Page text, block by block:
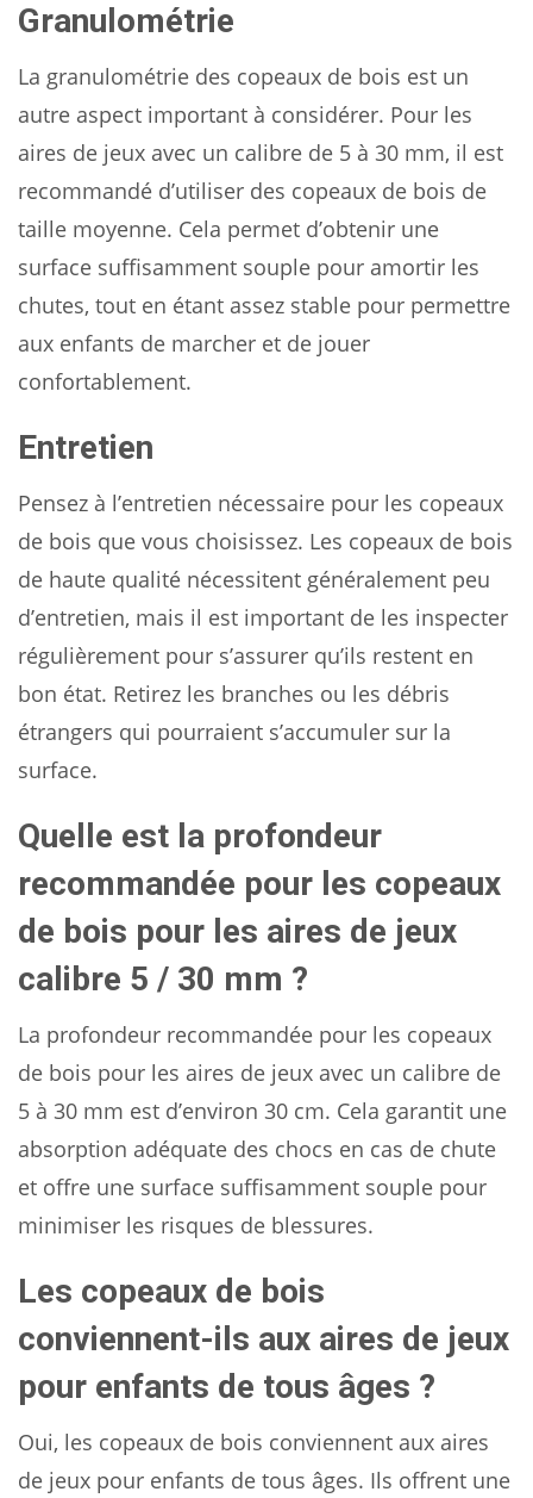
Granulométrie
La granulométrie des copeaux de bois est un
autre aspect important à considérer. Pour les
aires de jeux avec un calibre de 5 à 30 mm, il est
recommandé d’utiliser des copeaux de bois de
taille moyenne. Cela permet d’obtenir une
surface suffisamment souple pour amortir les
chutes, tout en étant assez stable pour permettre
aux enfants de marcher et de jouer
confortablement.
Entretien
Pensez à l’entretien nécessaire pour les copeaux
de bois que vous choisissez. Les copeaux de bois
de haute qualité nécessitent généralement peu
d’entretien, mais il est important de les inspecter
régulièrement pour s’assurer qu’ils restent en
bon état. Retirez les branches ou les débris
étrangers qui pourraient s’accumuler sur la
surface.
Quelle est la profondeur
recommandée pour les copeaux
de bois pour les aires de jeux
calibre 5 / 30 mm ?
La profondeur recommandée pour les copeaux
de bois pour les aires de jeux avec un calibre de
5 à 30 mm est d’environ 30 cm. Cela garantit une
absorption adéquate des chocs en cas de chute
et offre une surface suffisamment souple pour
minimiser les risques de blessures.
Les copeaux de bois
conviennent-ils aux aires de jeux
pour enfants de tous âges ?
Oui, les copeaux de bois conviennent aux aires
de jeux pour enfants de tous âges. Ils offrent une